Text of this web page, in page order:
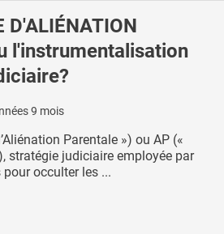
D'ALIÉNATION
l'instrumentalisation
9 mois
Parentale ») ou AP («
stratégie judiciaire employée par
occulter les ...